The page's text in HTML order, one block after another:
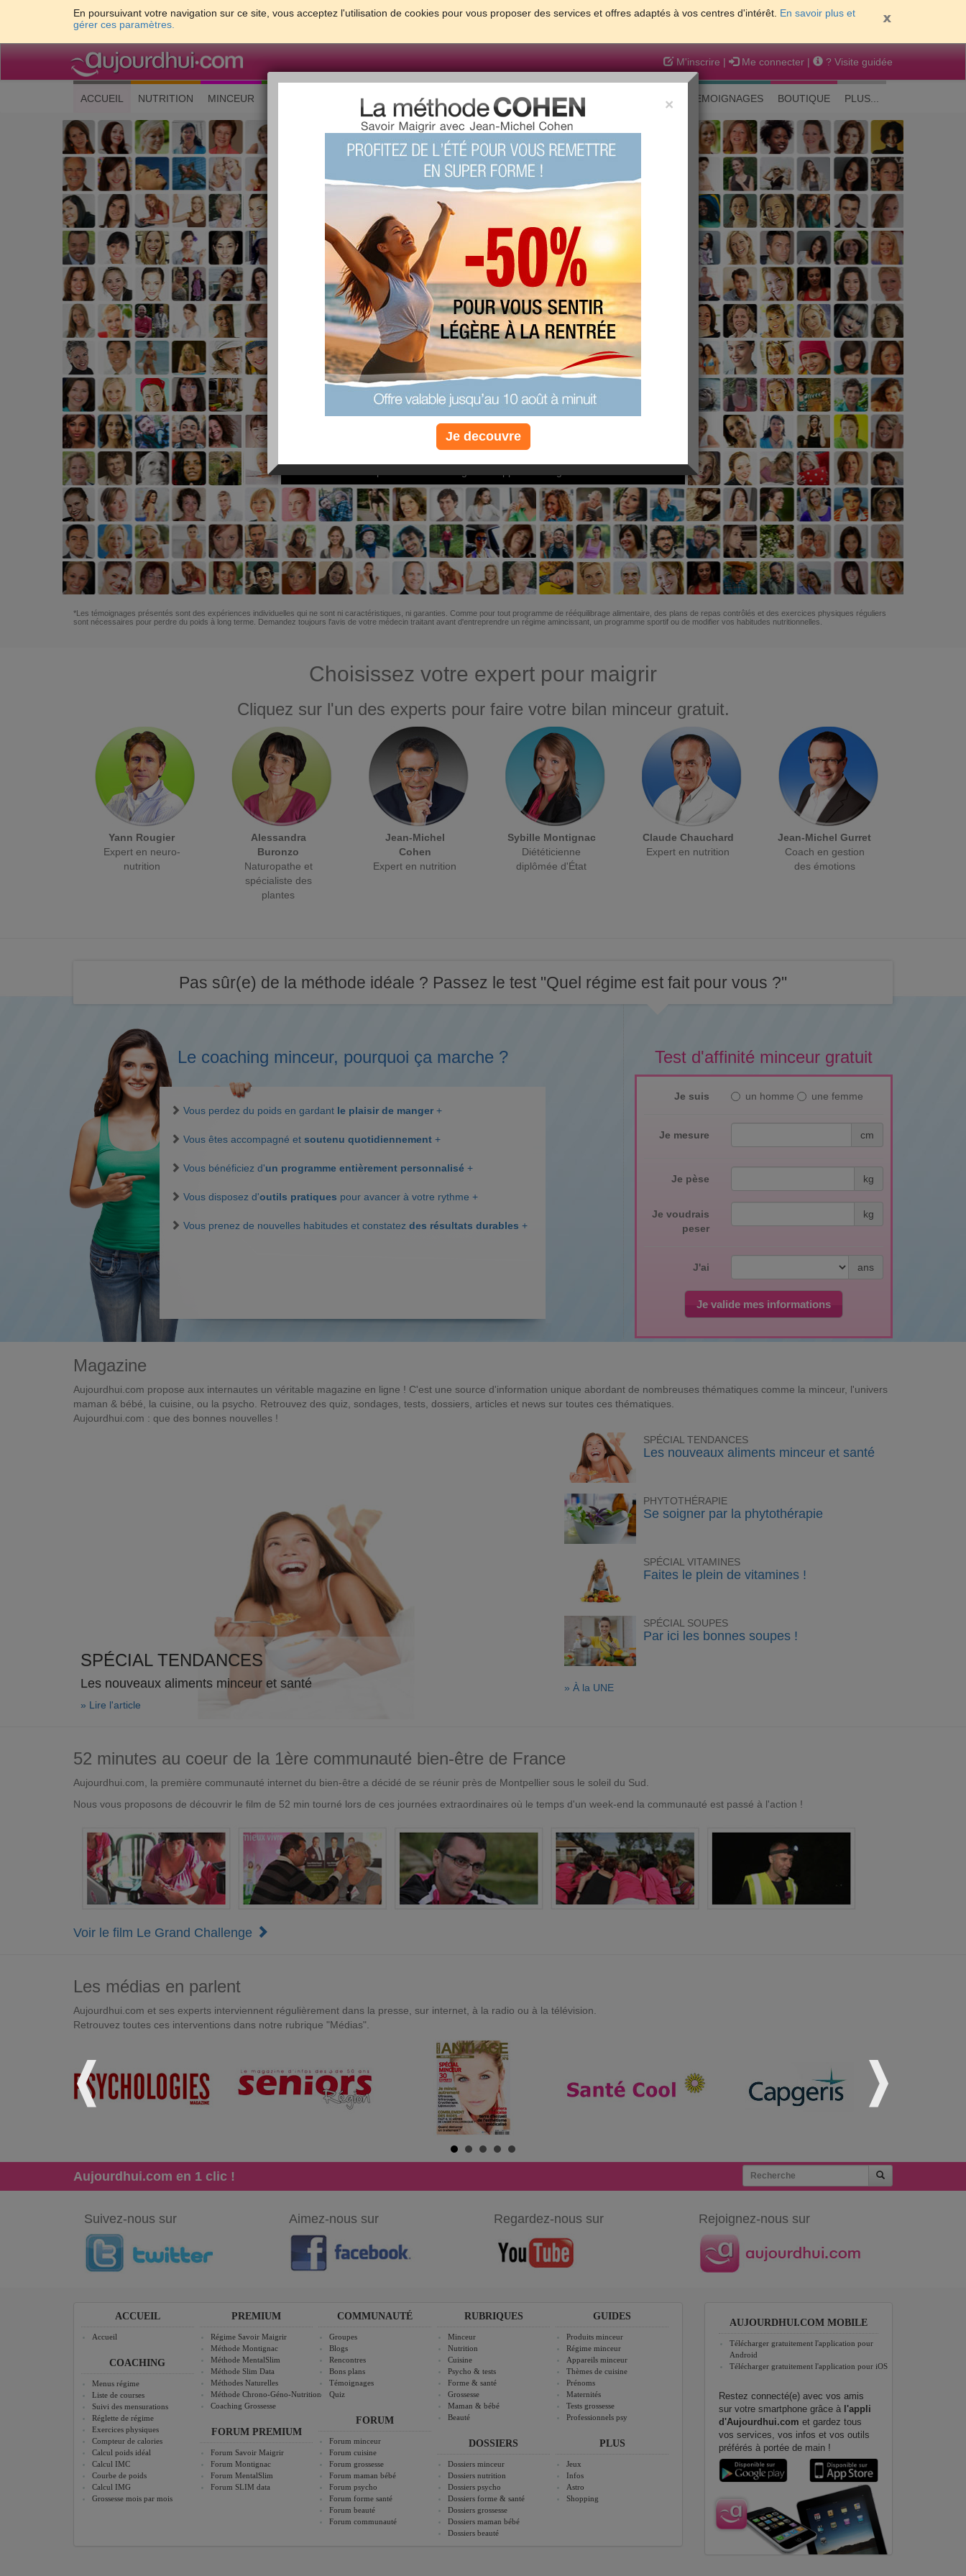
En poursuivant votre navigation sur ce site, vous acceptez l'utilisation de cookies pour vous proposer des services et offres adaptés à vos centres d'intérêt. En savoir plus et
gérer ces paramètres.
M'inscrire | Me connecter | ? Visite guidée
ACCUEIL (current)
NUTRITION MINCEUR FORME & SANTE PSYCHO & TESTS GROSSESSE & BEBE TEMOIGNAGES BOUTIQUE PLUS...
Les meilleures solutions pour maigrir et être bien dans sa peau
PLUS
EFFICACE
PLUS
SANTÉ
PLUS
COACHING
Non, je préfère le régime gratuit
*Les témoignages présentés sont des expériences individuelles qui ne sont ni caractéristiques, ni garanties. Comme pour tout programme de rééquilibrage alimentaire, des plans de repas contrôlés et des exercices physiques réguliers
sont nécessaires pour perdre du poids à long terme. Demandez toujours l'avis de votre médecin traitant avant d'entreprendre un régime amincissant, un programme sportif ou de modifier vos habitudes nutritionnelles.
Choisissez votre expert pour maigrir
Cliquez sur l'un des experts pour faire votre bilan minceur gratuit.
Yann Rougier
Expert en neuro-
nutrition
Alessandra
Buronzo
Naturopathe et
spécialiste des
plantes
Jean-Michel
Cohen
Expert en nutrition
Sybille Montignac
Diététicienne
diplômée d'État
Claude Chauchard
Expert en nutrition
Jean-Michel Gurret
Coach en gestion
des émotions
Pas sûr(e) de la méthode idéale ? Passez le test "Quel régime est fait pour vous ?"
Test d'affinité minceur gratuit
Je suis un homme une femme
Je mesure cm
Je pèse kg
Je voudrais
peser
kg
J'ai ans
Je valide mes informations
Le coaching minceur, pourquoi ça marche ?
Vous perdez du poids en gardant le plaisir de manger +
Vous êtes accompagné et soutenu quotidiennement +
Vous bénéficiez d'un programme entièrement personnalisé +
Vous disposez d'outils pratiques pour avancer à votre rythme +
Vous prenez de nouvelles habitudes et constatez des résultats durables +
Magazine
Aujourdhui.com propose aux internautes un véritable magazine en ligne ! C'est une source d'information unique abordant de nombreuses thématiques comme la minceur, l'univers
maman & bébé, la cuisine, ou la psycho. Retrouvez des quiz, sondages, tests, dossiers, articles et news sur toutes ces thématiques.
Aujourdhui.com : que des bonnes nouvelles !
SPÉCIAL TENDANCES
Les nouveaux aliments minceur et santé
» Lire l'article
SPÉCIAL TENDANCES
Les nouveaux aliments minceur et santé
PHYTOTHÉRAPIE
Se soigner par la phytothérapie
SPÉCIAL VITAMINES
Faites le plein de vitamines !
SPÉCIAL SOUPES
Par ici les bonnes soupes !
» À la UNE
52 minutes au coeur de la 1ère communauté bien-être de France
Aujourdhui.com, la première communauté internet du bien-être a décidé de se réunir près de Montpellier sous le soleil du Sud.
Nous vous proposons de découvrir le film de 52 min tourné lors de ces journées extraordinaires où le temps d'un week-end la communauté est passé à l'action !
Voir le film Le Grand Challenge
Les médias en parlent
Aujourdhui.com et ses experts interviennent régulièrement dans la presse, sur internet, à la radio ou à la télévision.
Retrouvez toutes ces interventions dans notre rubrique "Médias".
Aujourdhui.com en 1 clic !
Suivez-nous sur Aimez-nous sur Regardez-nous sur Rejoignez-nous sur
ACCUEIL
Accueil
COACHING
Menus régime
Liste de courses
Suivi des mensurations
Réglette de régime
Exercices physiques
Compteur de calories
Calcul poids idéal
Calcul IMC
Courbe de poids
Calcul IMG
Grossesse mois par mois
PREMIUM
Régime Savoir Maigrir
Méthode Montignac
Méthode MentalSlim
Méthode Slim Data
Méthodes Naturelles
Méthode Chrono-Géno-Nutrition
Coaching Grossesse
FORUM PREMIUM
Forum Savoir Maigrir
Forum Montignac
Forum MentalSlim
Forum SLIM data
COMMUNAUTÉ
Groupes
Blogs
Rencontres
Bons plans
Témoignages
Quiz
FORUM
Forum minceur
Forum cuisine
Forum grossesse
Forum maman bébé
Forum psycho
Forum forme santé
Forum beauté
Forum communauté
RUBRIQUES
Minceur
Nutrition
Cuisine
Psycho & tests
Forme & santé
Grossesse
Maman & bébé
Beauté
DOSSIERS
Dossiers minceur
Dossiers nutrition
Dossiers psycho
Dossiers forme & santé
Dossiers grossesse
Dossiers maman bébé
Dossiers beauté
GUIDES
Produits minceur
Régime minceur
Appareils minceur
Thèmes de cuisine
Prénoms
Maternités
Tests grossesse
Professionnels psy
PLUS
Jeux
Infos
Astro
Shopping
AUJOURDHUI.COM MOBILE
Télécharger gratuitement l'application pour
Android
Télécharger gratuitement l'application pour iOS
Restez connecté(e) avec vos amis
sur votre smartphone grâce à l'appli
d'Aujourdhui.com et gardez tous
vos services, vos infos et vos outils
préférés à portée de main !
×
Je decouvre